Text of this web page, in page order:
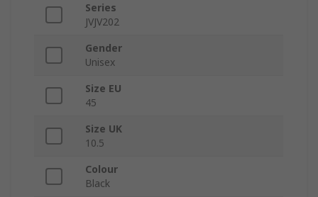
Series
JVJV202
Gender
Unisex
Size EU
45
Size UK
10.5
Colour
Black